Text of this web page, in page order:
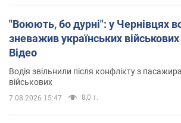
"Воюють, бо дурні": у Чернівцях
зневажив українських
Відео
Водія звільнили після конфлікту з
військових
7.08.2026 15:47 8,0 т.